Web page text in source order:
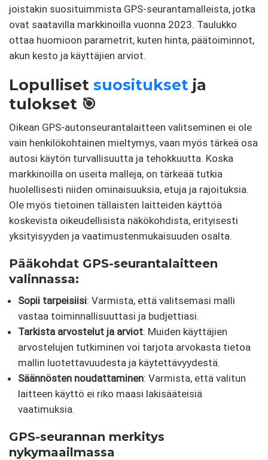
joistakin suosituimmista GPS-seurantamalleista, jotka
ovat saatavilla markkinoilla vuonna 2023. Taulukko
ottaa huomioon parametrit, kuten hinta, päätoiminnot,
akun kesto ja käyttäjien arviot.
Lopulliset suositukset ja
tulokset 🎯
Oikean GPS-autonseurantalaitteen valitseminen ei ole
vain henkilökohtainen mieltymys, vaan myös tärkeä osa
autosi käytön turvallisuutta ja tehokkuutta. Koska
markkinoilla on useita malleja, on tärkeää tutkia
huolellisesti niiden ominaisuuksia, etuja ja rajoituksia.
Ole myös tietoinen tällaisten laitteiden käyttöä
koskevista oikeudellisista näkökohdista, erityisesti
yksityisyyden ja vaatimustenmukaisuuden osalta.
Pääkohdat GPS-seurantalaitteen
valinnassa:
Sopii tarpeisiisi: Varmista, että valitsemasi malli
vastaa toiminnallisuuttasi ja budjettiasi.
Tarkista arvostelut ja arviot: Muiden käyttäjien
arvostelujen tutkiminen voi tarjota arvokasta tietoa
mallin luotettavuudesta ja käytettävyydestä.
Säännösten noudattaminen: Varmista, että valitun
laitteen käyttö ei riko maasi lakisääteisiä
vaatimuksia.
GPS-seurannan merkitys
nykymaailmassa